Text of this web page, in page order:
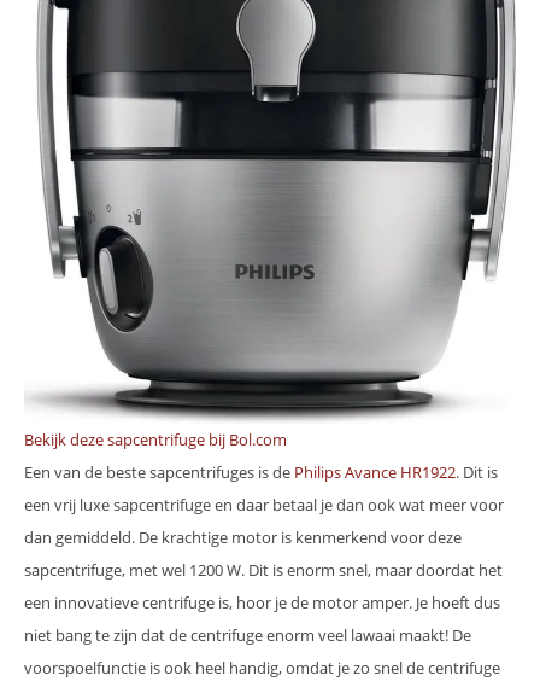
Bekijk deze sapcentrifuge bij Bol.com
Een van de beste sapcentrifuges is de Philips Avance HR1922. Dit is
een vrij luxe sapcentrifuge en daar betaal je dan ook wat meer voor
dan gemiddeld. De krachtige motor is kenmerkend voor deze
sapcentrifuge, met wel 1200 W. Dit is enorm snel, maar doordat het
een innovatieve centrifuge is, hoor je de motor amper. Je hoeft dus
niet bang te zijn dat de centrifuge enorm veel lawaai maakt! De
voorspoelfunctie is ook heel handig, omdat je zo snel de centrifuge